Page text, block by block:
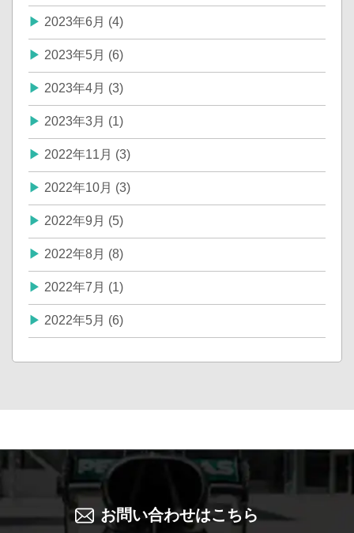
2023年6月 (4)
2023年5月 (6)
2023年4月 (3)
2023年3月 (1)
2022年11月 (3)
2022年10月 (3)
2022年9月 (5)
2022年8月 (8)
2022年7月 (1)
2022年5月 (6)
お問い合わせはこちら